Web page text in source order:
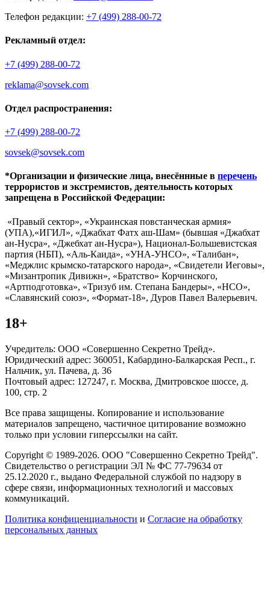
Телефон редакции: +7 (499) 288-00-72
Рекламный отдел:
+7 (499) 288-00-72
reklama@sovsek.com
Отдел распространения:
+7 (499) 288-00-72
sovsek@sovsek.com
*Организации и физические лица, внесённные в перечень
террористов и экстремистов, деятельность которых
запрещена в Российской Федерации:
«Правый сектор», «Украинская повстанческая армия»
(УПА),«ИГИЛ», «Джабхат Фатх аш-Шам» (бывшая «Джабхат
ан-Нусра», «Джебхат ан-Нусра»), Национал-Большевистская
партия (НБП), «Аль-Каида», «УНА-УНСО», «Талибан»,
«Меджлис крымско-татарского народа», «Свидетели Иеговы»,
«Мизантропик Дивижн», «Братство» Корчинского,
«Артподготовка», «Тризуб им. Степана Бандеры», «НСО»,
«Славянский союз», «Формат-18», Дуров Павел Валерьевич.
18+
Учредитель: ООО «Совершенно Секретно Трейд».
Юридический адрес: 360051, Кабардино-Балкарская Респ., г.
Нальчик, ул. Пачева, д. 36
Почтовый адрес: 127247, г. Москва, Дмитровское шоссе, д.
100, стр. 2
Все права защищены. Копирование и использование
материалов запрещено, частичное цитирование возможно
только при условии гиперссылки на сайт.
Copyright © 1989-2026. ООО "Совершенно Секретно Трейд".
Свидетельство о регистрации ЭЛ № ФС 77-79634 от
25.12.2020 г., выдано Федеральной службой по надзору в
сфере связи, информационных технологий и массовых
коммуникаций.
Политика конфиценциальности и Согласие на обработку
персональных данных